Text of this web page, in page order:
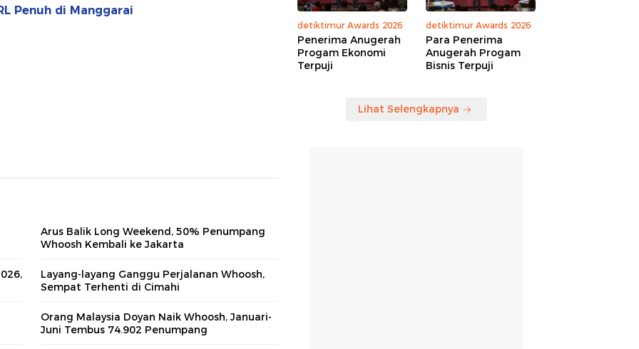
Penuh di Manggarai
Arus Balik Long Weekend, 50% Penumpang
Whoosh Kembali ke Jakarta
Layang-layang Ganggu Perjalanan Whoosh,
Sempat Terhenti di Cimahi
Orang Malaysia Doyan Naik Whoosh, Januari-
Juni Tembus 74.902 Penumpang
detiktimur Awards 2026
Penerima Anugerah
Progam Ekonomi
Terpuji
detiktimur Awards 2026
Para Penerima
Anugerah Progam
Bisnis Terpuji
Lihat Selengkapnya